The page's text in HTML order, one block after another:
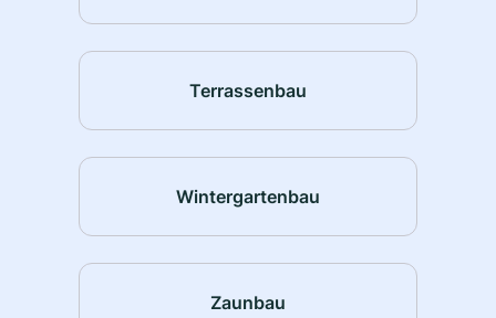
Terrassenbau
Wintergartenbau
Zaunbau